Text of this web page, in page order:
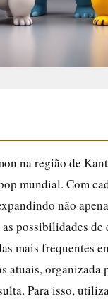
na região de
mundial. Com
não
possibilidades
mais frequentes
atuais,
Para isso,